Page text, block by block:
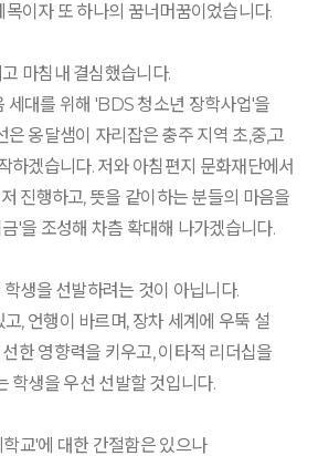
목이자 또 하나의 꿈너머꿈이었습니다.
마침내 결심했습니다.
세대를 위해 'BDS 청소년 장학사업'을
은 옹달샘이 자리잡은 충주 지역 초,중,고
하겠습니다. 저와 아침편지 문화재단에서
진행하고, 뜻을 같이하는 분들의 마음을
'을 조성해 차츰 확대해 나가겠습니다.
생을 선발하려는 것이 아닙니다.
, 언행이 바르며, 장차 세계에 우뚝 설
한 영향력을 키우고, 이타적 리더십을
학생을 우선 선발할 것입니다.
학교'에 대한 간절함은 있으나